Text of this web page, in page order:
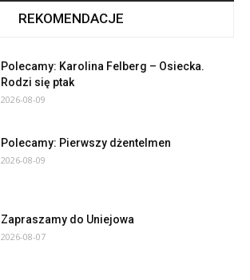
REKOMENDACJE
Polecamy: Karolina Felberg – Osiecka.
Rodzi się ptak
2026-08-09
Polecamy: Pierwszy dżentelmen
2026-08-09
Zapraszamy do Uniejowa
2026-08-07